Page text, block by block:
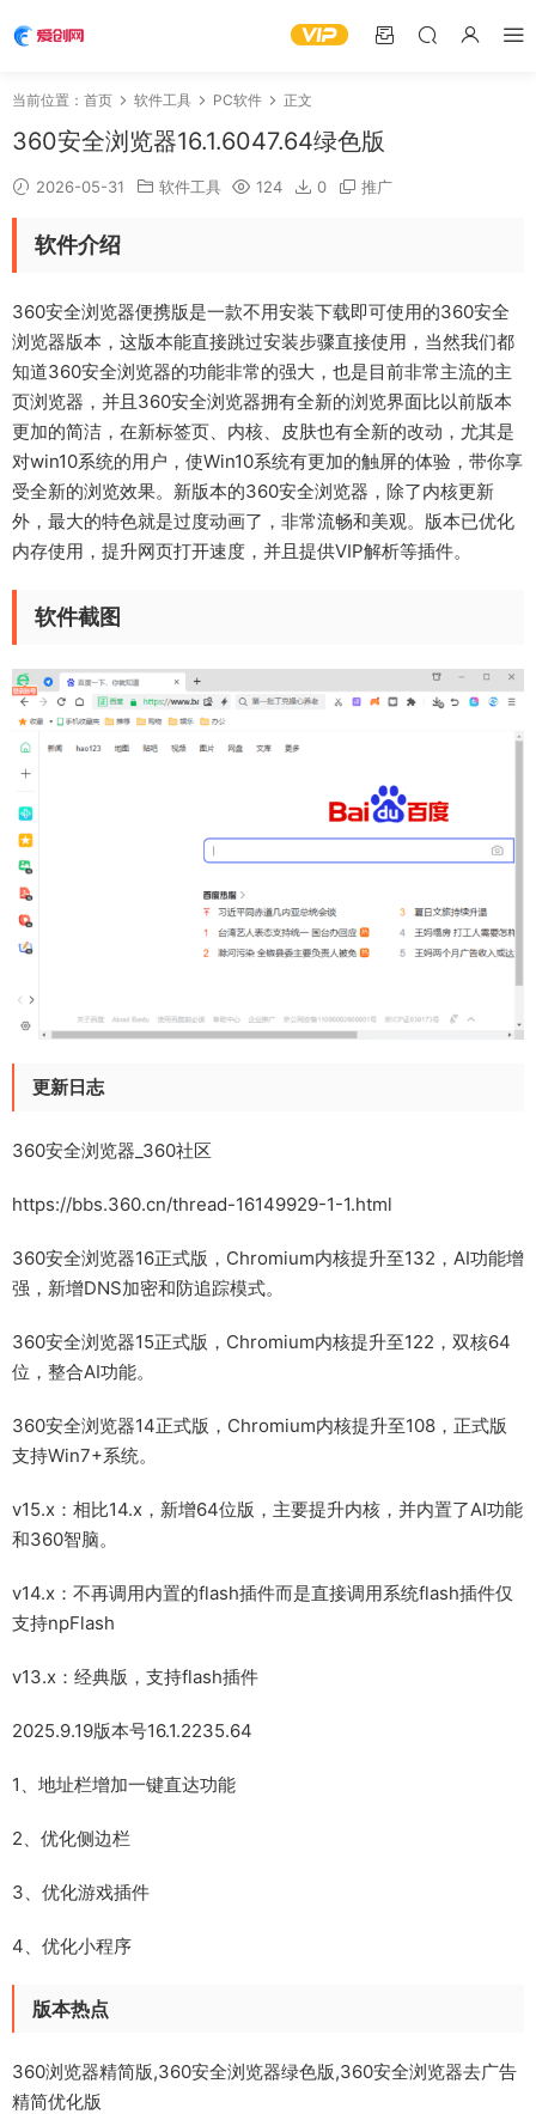
当前位置： 首页 软件工具 PC软件 正文
360安全浏览器16.1.6047.64绿色版
2026-05-31 软件工具 124 0 推广
软件介绍
360安全浏览器便携版是一款不用安装下载即可使用的360安全
浏览器版本，这版本能直接跳过安装步骤直接使用，当然我们都
知道360安全浏览器的功能非常的强大，也是目前非常主流的主
页浏览器，并且360安全浏览器拥有全新的浏览界面比以前版本
更加的简洁，在新标签页、内核、皮肤也有全新的改动，尤其是
对win10系统的用户，使Win10系统有更加的触屏的体验，带你享
受全新的浏览效果。新版本的360安全浏览器，除了内核更新
外，最大的特色就是过度动画了，非常流畅和美观。版本已优化
内存使用，提升网页打开速度，并且提供VIP解析等插件。
软件截图
更新日志
360安全浏览器_360社区
https://bbs.360.cn/thread-16149929-1-1.html
360安全浏览器16正式版，Chromium内核提升至132，AI功能增
强，新增DNS加密和防追踪模式。
360安全浏览器15正式版，Chromium内核提升至122，双核64
位，整合AI功能。
360安全浏览器14正式版，Chromium内核提升至108，正式版
支持Win7+系统。
v15.x：相比14.x，新增64位版，主要提升内核，并内置了AI功能
和360智脑。
v14.x：不再调用内置的flash插件而是直接调用系统flash插件仅
支持npFlash
v13.x：经典版，支持flash插件
2025.9.19版本号16.1.2235.64
1、地址栏增加一键直达功能
2、优化侧边栏
3、优化游戏插件
4、优化小程序
版本热点
360浏览器精简版,360安全浏览器绿色版,360安全浏览器去广告
精简优化版